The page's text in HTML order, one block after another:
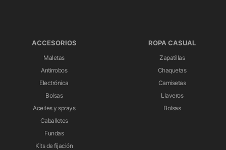
ACCESORIOS
Maletas
Antirrobos
Electrónica
Bolsas
Aceites y sprays
Caballetes
Fundas
Kits de fijación
ROPA CASUAL
Zapatillas
Chaquetas
Camisetas
Llaveros
Bolsas